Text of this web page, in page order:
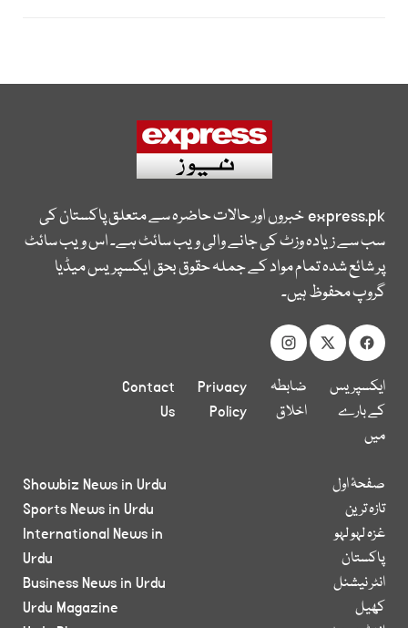
express.pkخبروں اور حالات حاضرہ سے متعلق پاکستان کی
سب سے زیادہ وزٹ کی جانے والی ویب سائٹ ہے۔ اس ویب سائٹ
پر شائع شدہ تمام مواد کے جملہ حقوق بحق ایکسپریس میڈیا
گروپ محفوظ ہیں۔
ایکسپریس
کے بارے
میں
ضابطہ
اخلاق
Privacy
Policy
Contact
Us
صفحۂ اول
تازہ ترین
غزہ لہو لہو
پاکستان
انٹر نیشنل
کھیل
Showbiz News in Urdu
Sports News in Urdu
International News in
Urdu
Business News in Urdu
Urdu Magazine